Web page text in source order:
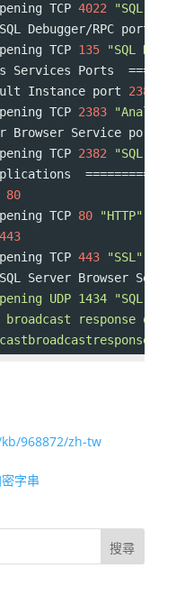
TCP 4022
"SQL
Debugger/RPC port
TCP 135
"SQL
Services Ports
Instance port 2383
TCP 2383
"Analysis
Browser Service port
TCP 2382
"SQL
==============
80
TCP 80
"HTTP"
443
TCP 443
"SSL"
Server Browser Service
UDP 1434 "SQL
response on
968872/zh-tw
字串